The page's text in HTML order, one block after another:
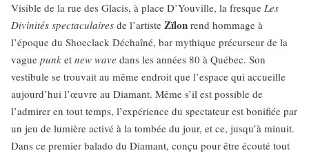
Visible de la rue des Glacis, à place D’Youville, la fresque Les
Divinités spectaculaires de l’artiste Zïlon rend hommage à
l’époque du Shoeclack Déchaîné, bar mythique précurseur de la
vague punk et new wave dans les années 80 à Québec. Son
vestibule se trouvait au même endroit que l’espace qui accueille
aujourd’hui l’œuvre au Diamant. Même s’il est possible de
l’admirer en tout temps, l’expérience du spectateur est bonifiée par
un jeu de lumière activé à la tombée du jour, et ce, jusqu’à minuit.
Dans ce premier balado du Diamant, conçu pour être écouté tout